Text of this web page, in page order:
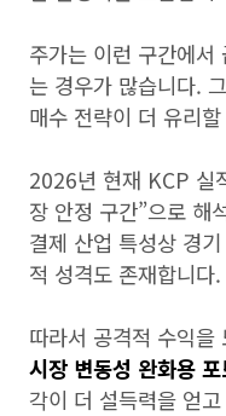
주가는 이런 구간에서
는 경우가 많습니다.
매수 전략이 더 유리
2026년 현재 KCP 실
장 안정 구간”으로 해
결제 산업 특성상 경
적 성격도 존재합니다.
따라서 공격적 수익을
시장 변동성 완화용
각이 더 설득력을 얻